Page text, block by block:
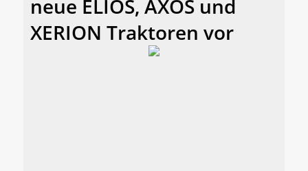
neue ELIOS, AXOS und
XERION Traktoren vor